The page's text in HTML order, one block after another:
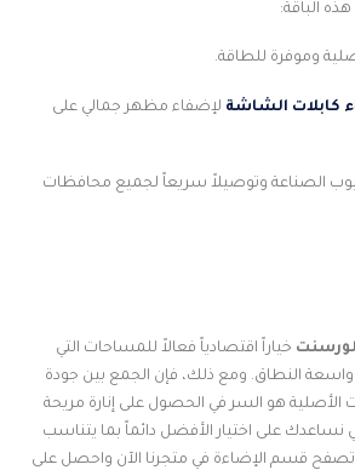
الباقة:
وموفرة للطاقة.
كابلات الشاشة لإضفاء مظهر جمالي على
الصناعة وتوصيلاً سريعاً لجميع محافظات
خياراً اقتصادياً فعالاً للمساحات التي
النطاق. ومع ذلك، فإن الجمع بين جودة
الأصلية هو السر في الحصول على إنارة مريحة
على اختيار الأفضل دائماً بما يتناسب
تصفح قسم الإضاءة في متجرنا الآن واحصل على